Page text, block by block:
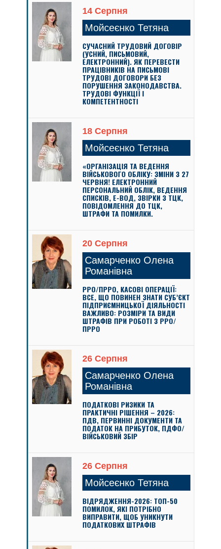
14 Серпня
Мойсеєнко Тетяна
СУЧАСНИЙ ТРУДОВИЙ ДОГОВІР
(УСНИЙ, ПИСЬМОВИЙ,
ЕЛЕКТРОННИЙ). ЯК ПЕРЕВЕСТИ
ПРАЦІВНИКІВ НА ПИСЬМОВІ
ТРУДОВІ ДОГОВОРИ БЕЗ
ПОРУШЕННЯ ЗАКОНОДАВСТВА.
ТРУДОВІ ФУНКЦІЇ І
КОМПЕТЕНТНОСТІ
18 Серпня
Мойсеєнко Тетяна
«ОРГАНІЗАЦІЯ ТА ВЕДЕННЯ
ВІЙСЬКОВОГО ОБЛІКУ: ЗМІНИ З 27
ЧЕРВНЯ! ЕЛЕКТРОННИЙ
ПЕРСОНАЛЬНИЙ ОБЛІК, ВЕДЕННЯ
СПИСКІВ, Е-ВОД, ЗВІРКИ З ТЦК,
ПОВІДОМЛЕННЯ ДО ТЦК,
ШТРАФИ ТА ПОМИЛКИ.
20 Серпня
Самарченко Олена
Романівна
РРО/ПРРО, КАСОВІ ОПЕРАЦІЇ:
ВСЕ, ЩО ПОВИНЕН ЗНАТИ СУБ’ЄКТ
ПІДПРИЄМНИЦЬКОЇ ДІЯЛЬНОСТІ
ВАЖЛИВО: РОЗМІРИ ТА ВИДИ
ШТРАФІВ ПРИ РОБОТІ З РРО/
ПРРО
26 Серпня
Самарченко Олена
Романівна
ПОДАТКОВІ РИЗИКИ ТА
ПРАКТИЧНІ РІШЕННЯ – 2026:
ПДВ, ПЕРВИННІ ДОКУМЕНТИ ТА
ПОДАТОК НА ПРИБУТОК, ПДФО/
ВІЙСЬКОВИЙ ЗБІР
26 Серпня
Мойсеєнко Тетяна
ВІДРЯДЖЕННЯ-2026: ТОП-50
ПОМИЛОК, ЯКІ ПОТРІБНО
ВИПРАВИТИ, ЩОБ УНИКНУТИ
ПОДАТКОВИХ ШТРАФІВ